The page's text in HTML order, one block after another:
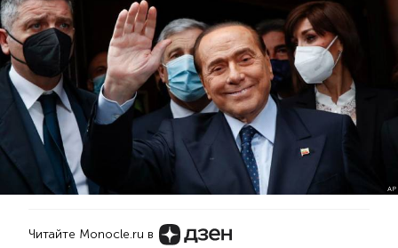
AP
Читайте Monocle.ru в